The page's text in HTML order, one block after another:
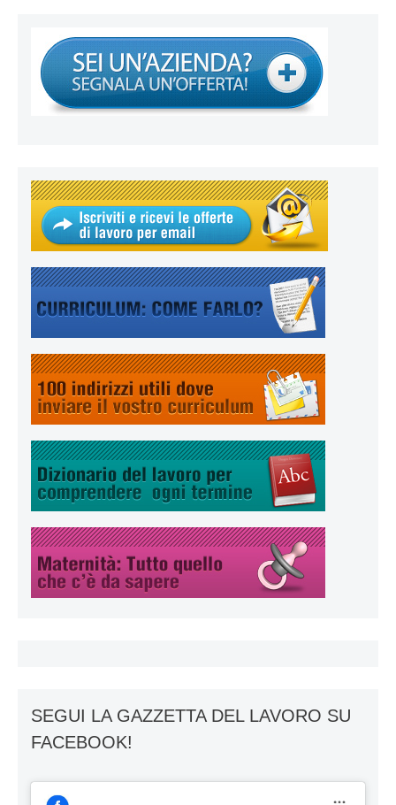
SEGUI LA GAZZETTA DEL LAVORO SU
FACEBOOK!